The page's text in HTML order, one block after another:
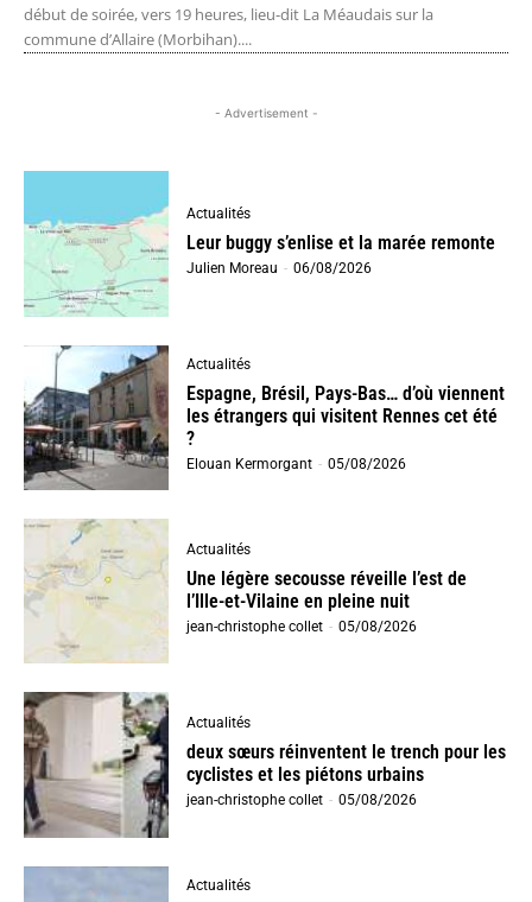
début de soirée, vers 19 heures, lieu-dit La Méaudais sur la
commune d’Allaire (Morbihan)....
- Advertisement -
Actualités
Leur buggy s’enlise et la marée remonte
Julien Moreau - 06/08/2026
Actualités
Espagne, Brésil, Pays-Bas… d’où viennent
les étrangers qui visitent Rennes cet été
?
Elouan Kermorgant - 05/08/2026
Actualités
Une légère secousse réveille l’est de
l’Ille-et-Vilaine en pleine nuit
jean-christophe collet - 05/08/2026
Actualités
deux sœurs réinventent le trench pour les
cyclistes et les piétons urbains
jean-christophe collet - 05/08/2026
Actualités